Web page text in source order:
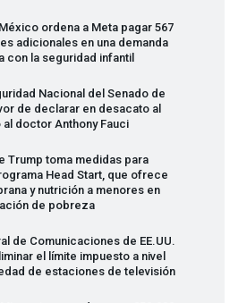
ordena a Meta pagar 567
adicionales en una demanda
con la seguridad infantil
Nacional del Senado de
de declarar en desacato al
doctor Anthony Fauci
Trump toma medidas para
Head Start, que ofrece
y nutrición a menores en
de pobreza
de Comunicaciones de EE.UU.
el límite impuesto a nivel
de estaciones de televisión